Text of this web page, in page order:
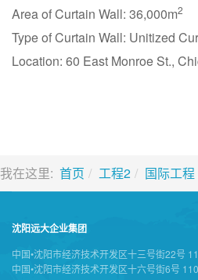
Area of Curtain Wall: 36,000m2
Type of Curtain Wall: Unitized
Location: 60 East Monroe St.,
我在这里: 首页 工程2 国际工程
沈阳远大企业集团
中国•沈阳市经济技术开发区十三号街22号
中国•沈阳市经济技术开发区十六号街6号